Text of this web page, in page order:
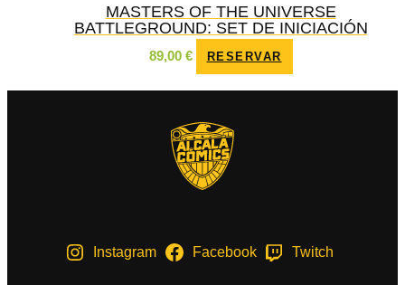
MASTERS OF THE UNIVERSE
BATTLEGROUND: SET DE INICIACIÓN
89,00 € RESERVAR
Instagram Facebook Twitch